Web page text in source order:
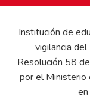
Institución de
vigilancia del
Resolución 58
por el Ministerio
en